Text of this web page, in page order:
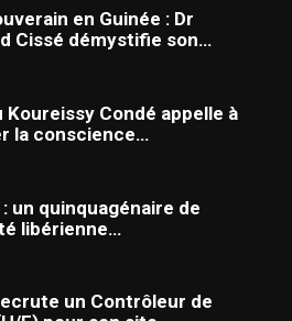
en Guinée : Dr
Cissé démystifie son…
Koureissy Condé appelle à
la conscience…
un quinquagénaire de
libérienne…
un Contrôleur de